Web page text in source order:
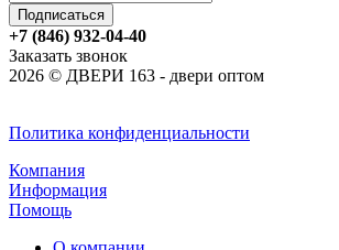
+7 (846) 932-04-40
Заказать звонок
2026 © ДВЕРИ 163 - двери оптом
Политика конфиденциальности
Компания
Информация
Помощь